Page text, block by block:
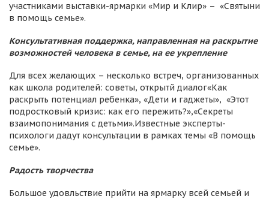
участниками выставки-ярмарки «Мир и Клир» – «Святыни
в помощь семье».
Консультативная поддержка, направленная на раскрытие
возможностей человека в семье, на ее укрепление
Для всех желающих – несколько встреч, организованных
как школа родителей: советы, открытй диалог«Как
раскрыть потенциал ребенка», «Дети и гаджеты», «Этот
подростковый кризис: как его пережить?»,«Секреты
взаимопонимания с детьми».Известные эксперты-
психологи дадут консультации в рамках темы «В помощь
семье».
Радость творчества
Большое удовльствие прийти на ярмарку всей семьей и